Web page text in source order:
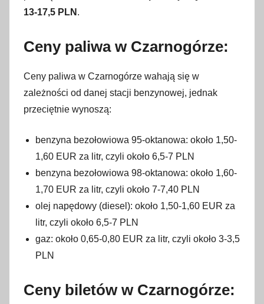
13-17,5 PLN .
Ceny paliwa w Czarnogórze:
Ceny paliwa w Czarnogórze wahają się w
zależności od danej stacji benzynowej, jednak
przeciętnie wynoszą:
benzyna bezołowiowa 95-oktanowa: około 1,50-
1,60 EUR za litr, czyli około 6,5-7 PLN
benzyna bezołowiowa 98-oktanowa: około 1,60-
1,70 EUR za litr, czyli około 7-7,40 PLN
olej napędowy (diesel): około 1,50-1,60 EUR za
litr, czyli około 6,5-7 PLN
gaz: około 0,65-0,80 EUR za litr, czyli około 3-3,5
PLN
Ceny biletów w Czarnogórze: